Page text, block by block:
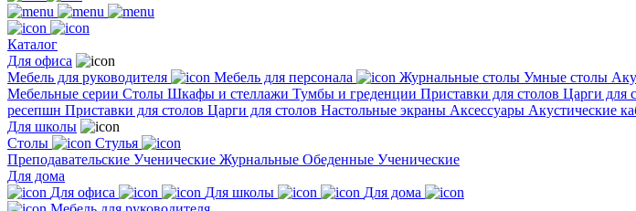
Каталог
Для офиса
Мебель для руководителя
Мебель для персонала Журнальные столы Умные столы
Мебельные серии Столы Шкафы и стеллажи Тумбы и греденции Приставки для столов Царги для
ресепшн Приставки для столов Царги для столов Настольные экраны Аксессуары Акустические
Для школы
Столы
Стулья
Преподавательские Ученические Журнальные Обеденные Ученические
Для дома
Для офиса
Для школы
Для дома